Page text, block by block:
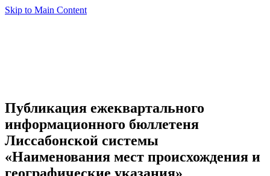
Skip to Main Content
Публикация ежеквартального
информационного бюллетеня
Лиссабонской системы
«Наименования мест происхождения и